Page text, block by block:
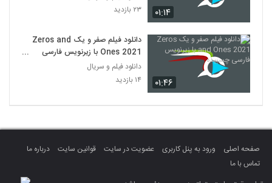
۰۱:۱۴
۲۳ بازدید
۰۱:۴۶
دانلود فیلم صفر و یک Zeros and
Ones 2021 با زیرنویس فارسی
چسبیده
دانلود فیلم و سریال
۱۴ بازدید
صفحه اصلی ورود به پنل کاربری عضویت در سایت قوانین سایت
درباره ما
تماس با ما